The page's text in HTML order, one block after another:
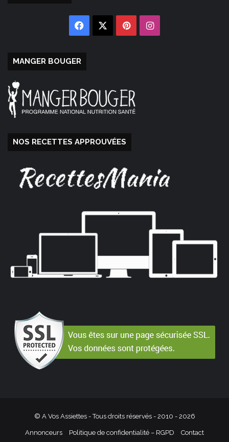
Facebook PinterestInstagram
MANGER BOUGER
NOS RECETTES APPROUVÉES
© A Vos Assiettes - Tous droits réservés - 2010 - 2026
Annonceurs Politique de confidentialité – RGPD Contact